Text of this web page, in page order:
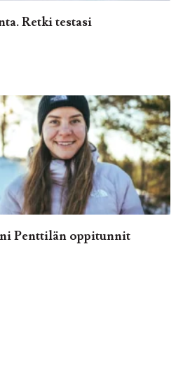
Retki testasi
Penttilän oppitunnit